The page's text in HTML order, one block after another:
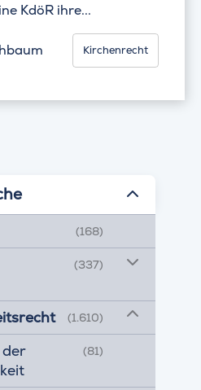
KdöR ihre...
Kirchenrecht
(168)
(337)
(1.610)
(81)